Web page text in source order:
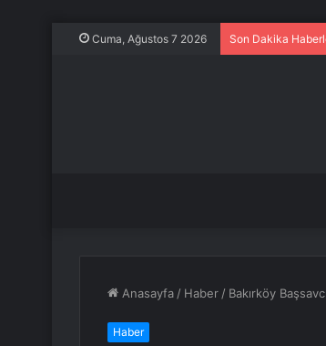
Cuma, Ağustos 7 2026 Son Dakika
Anasayfa / Haber / Bakırköy
Haber